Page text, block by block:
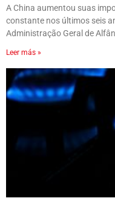
A China aumentou suas
constante nos últimos seis
Administração Geral de
Leer más »